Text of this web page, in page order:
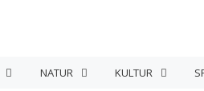
NATUR KULTUR